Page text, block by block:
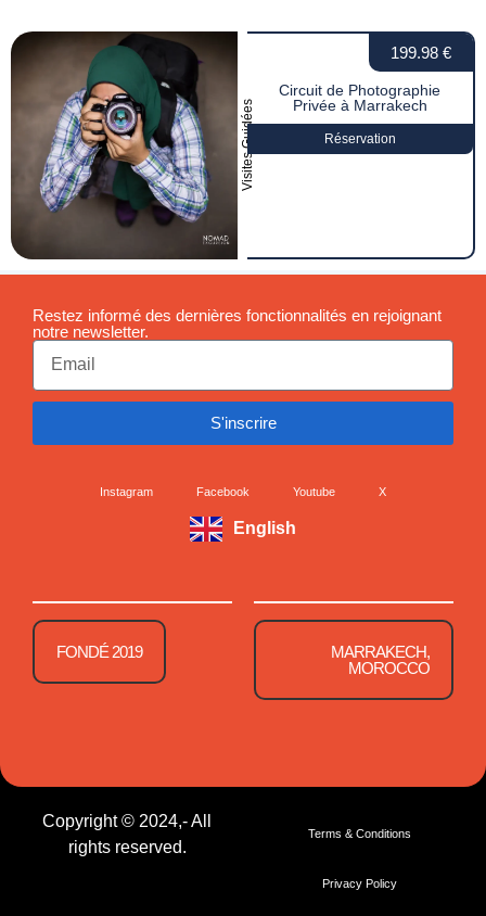
Visites Guidées
199.98 €
Circuit de Photographie
Privée à Marrakech
Réservation
Restez informé des dernières fonctionnalités en rejoignant
notre newsletter.
S'inscrire
Instagram Facebook Youtube X
English
FONDÉ 2019
MARRAKECH,
MOROCCO
Copyright © 2024,- All
rights reserved.
Terms & Conditions
Privacy Policy